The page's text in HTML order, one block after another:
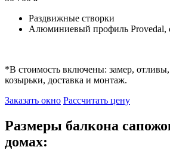
Раздвижные створки
Алюминиевый профиль Provedal,
*В стоимость включены: замер,
козырьки, доставка и монтаж.
Заказать окно Рассчитать цену
Размеры балкона
домах: